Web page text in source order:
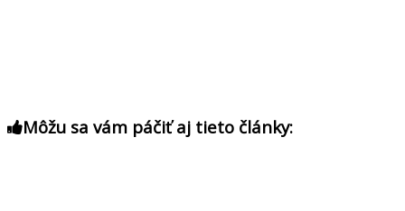
Môžu sa vám páčiť aj tieto články: